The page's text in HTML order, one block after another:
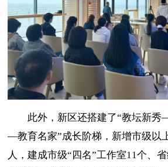
此外，新区还搭建了“教坛新
—教育名家”成长阶梯，新增市级以
人，建成市级“四名”工作室11个、